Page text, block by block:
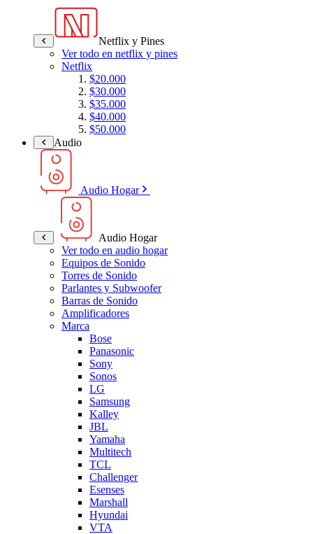
Netflix y Pines
Ver todo en netflix y pines
Netflix
$20.000
$30.000
$35.000
$40.000
$50.000
Audio
Audio Hogar
Audio Hogar
Ver todo en audio hogar
Equipos de Sonido
Torres de Sonido
Parlantes y Subwoofer
Barras de Sonido
Amplificadores
Marca
Bose
Panasonic
Sony
Sonos
LG
Samsung
Kalley
JBL
Yamaha
Multitech
TCL
Challenger
Esenses
Marshall
Hyundai
VTA